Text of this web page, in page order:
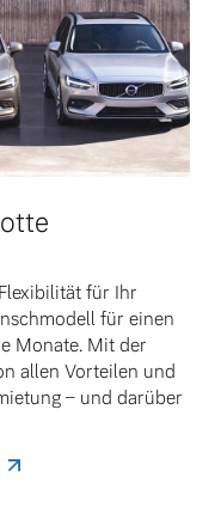
für Ihr
für einen
Monate. Mit der
allen Vorteilen und
– und darüber